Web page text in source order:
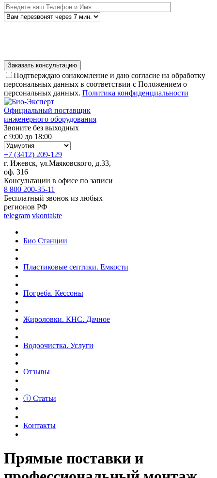
Подтверждаю ознакомление и даю согласие на обработку
персональных данных в соответствии с Положением о
персональных данных. Политика конфиденциальности
Официальный поставщик
инженерного оборудования
Звоните без выходных
с 9:00 до 18:00
+7 (3412) 209-129
г. Ижевск, ул.Маяковского, д.33,
оф. 316
Консультации в офисе по записи
8 800 200-35-11
Бесплатный звонок из любых
регионов РФ
telegram vkontakte
Био Станции
Пластиковые септики. Емкости
Погреба. Кессоны
Жироловки. КНС. Дачное
Водоочистка. Услуги
Отзывы
ⓘ Статьи
Контакты
Прямые поставки и